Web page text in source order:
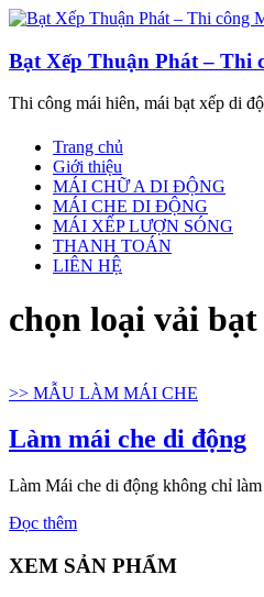
Bạt Xếp Thuận Phát – Thi
Thi công mái hiên, mái bạt xếp di
Trang chủ
Giới thiệu
MÁI CHỮ A DI ĐỘNG
MÁI CHE DI ĐỘNG
MÁI XẾP LƯỢN SÓNG
THANH TOÁN
LIÊN HỆ
chọn loại vải
>> MẪU LÀM MÁI CHE
Làm mái che di động
Làm Mái che di động không chỉ
Đọc thêm
XEM SẢN PHẨM